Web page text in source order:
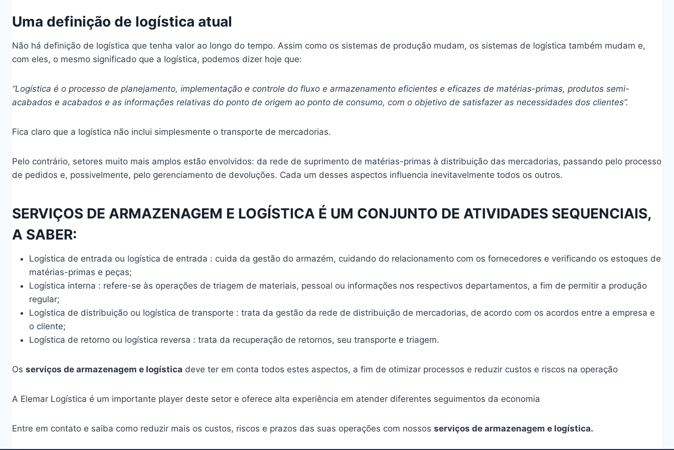
Uma definição de logística atual
Não há definição de logística que tenha valor ao longo do tempo. Assim como os sistemas de produção mudam, os sistemas de logística também mudam e,
com eles, o mesmo significado que a logística, podemos dizer hoje que:
“Logística é o processo de planejamento, implementação e controle do fluxo e armazenamento eficientes e eficazes de matérias-primas, produtos semi-
acabados e acabados e as informações relativas do ponto de origem ao ponto de consumo, com o objetivo de satisfazer as necessidades dos clientes”.
Fica claro que a logística não inclui simplesmente o transporte de mercadorias.
Pelo contrário, setores muito mais amplos estão envolvidos: da rede de suprimento de matérias-primas à distribuição das mercadorias, passando pelo processo
de pedidos e, possivelmente, pelo gerenciamento de devoluções. Cada um desses aspectos influencia inevitavelmente todos os outros.
SERVIÇOS DE ARMAZENAGEM E LOGÍSTICA É UM CONJUNTO DE ATIVIDADES SEQUENCIAIS,
A SABER:
Logística de entrada ou logística de entrada : cuida da gestão do armazém, cuidando do relacionamento com os fornecedores e verificando os estoques de
matérias-primas e peças;
Logística interna : refere-se às operações de triagem de materiais, pessoal ou informações nos respectivos departamentos, a fim de permitir a produção
regular;
Logística de distribuição ou logística de transporte : trata da gestão da rede de distribuição de mercadorias, de acordo com os acordos entre a empresa e
o cliente;
Logística de retorno ou logística reversa : trata da recuperação de retornos, seu transporte e triagem.
Os serviços de armazenagem e logística deve ter em conta todos estes aspectos, a fim de otimizar processos e reduzir custos e riscos na operação
A Elemar Logística é um importante player deste setor e oferece alta experiência em atender diferentes seguimentos da economia
Entre em contato e saiba como reduzir mais os custos, riscos e prazos das suas operações com nossos serviços de armazenagem e logística.